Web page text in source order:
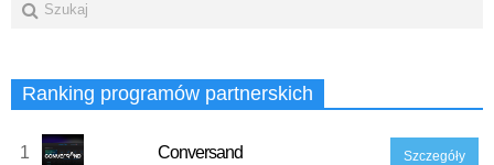
Ranking programów partnerskich
1 Conversand Szczegóły